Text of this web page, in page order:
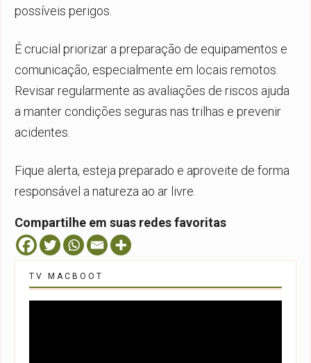
possíveis perigos.
É crucial priorizar a preparação de equipamentos e
comunicação, especialmente em locais remotos.
Revisar regularmente as avaliações de riscos ajuda
a manter condições seguras nas trilhas e prevenir
acidentes.
Fique alerta, esteja preparado e aproveite de forma
responsável a natureza ao ar livre.
Compartilhe em suas redes favoritas
TV MACBOOT